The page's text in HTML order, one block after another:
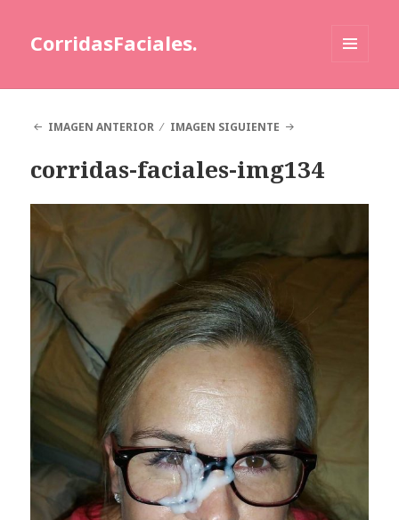
CorridasFaciales.
IMAGEN ANTERIOR
IMAGEN SIGUIENTE
corridas-faciales-img134